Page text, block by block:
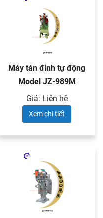
Máy tán đinh tự động
Model JZ-989M
Giá: Liên hệ
Xem chi tiết